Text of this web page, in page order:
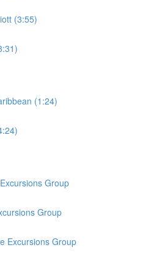
(3:55)
(1:24)
Group
Group
Excursions Group